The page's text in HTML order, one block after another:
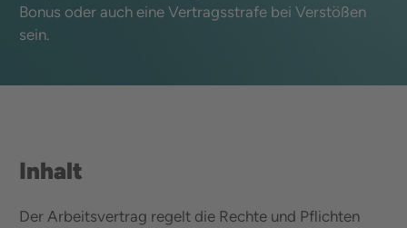
Bonus oder auch eine Vertragsstrafe bei Verstößen
sein.
Inhalt
Der Arbeitsvertrag regelt die Rechte und Pflichten